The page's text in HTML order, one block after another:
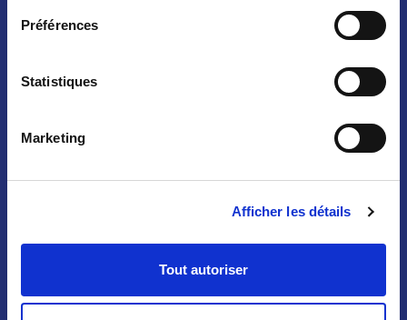
Préférences
Statistiques
Marketing
Afficher les détails
Tout autoriser
SOLUTION SUR
MESURE
Solutions réalisées sur mesure pour
répondre à un cahier des charges